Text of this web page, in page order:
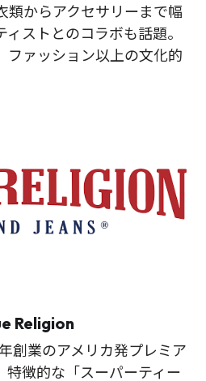
類からアクセサリーまで幅
ストとのコラボも話題。
ファッション以上の文化的
Religion
創業のアメリカ発プレミア
特徴的な「スーパーティー